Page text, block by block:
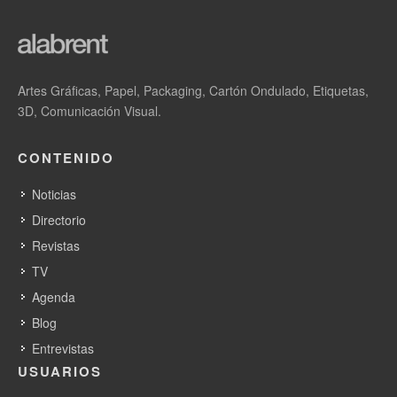
asistentes podrán ver demostraciones en vivo y conocer de
oportunidad de venir a verlas en directo!
regístrate en la web
586 338 y 938 307 842
Noticias relacionadas
Artes Gráficas, Papel, Packaging, Cartón Ondulado, Etiquetas,
3D, Comunicación Visual.
CONTENIDO
Noticias
Directorio
Revistas
TV
Agenda
Blog
Entrevistas
USUARIOS